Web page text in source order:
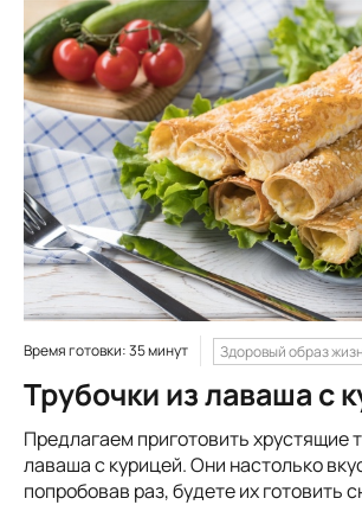
Время готовки: 35 минут Здоровый образ
Трубочки из лаваша с
Предлагаем приготовить хрустящие
лаваша с курицей. Они настолько
попробовав раз, будете их готовить